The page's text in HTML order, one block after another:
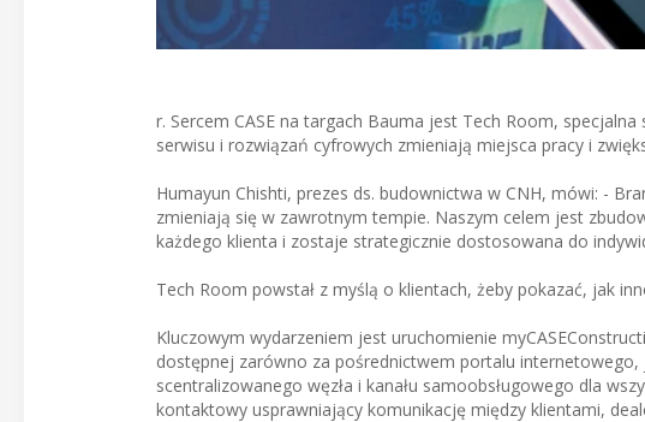
r. Sercem CASE na targach Bauma jest Tech Room,
serwisu i rozwiązań cyfrowych zmieniają miejsca pracy i
Humayun Chishti, prezes ds. budownictwa w CNH, mówi: -
zmieniają się w zawrotnym tempie. Naszym celem jest
każdego klienta i zostaje strategicznie dostosowana do
Tech Room powstał z myślą o klientach, żeby pokazać, jak
Kluczowym wydarzeniem jest uruchomienie
dostępnej zarówno za pośrednictwem portalu
scentralizowanego węzła i kanału samoobsługowego dla
kontaktowy usprawniający komunikację między klientami,